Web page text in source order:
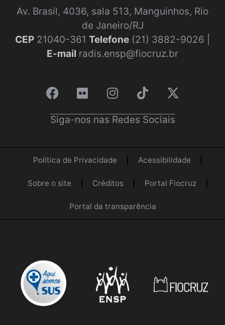
Av. Brasil, 4036, sala 513, Manguinhos, Rio
de Janeiro/RJ
CEP 21040-361 Telefone (21) 3882-9026 |
E-mail radis.ensp@fiocruz.br
Siga-nos nas Redes Sociais
Política de Privacidade Acessibilidade
Sobre o site Créditos Portal Fiocruz
Portal da transparência